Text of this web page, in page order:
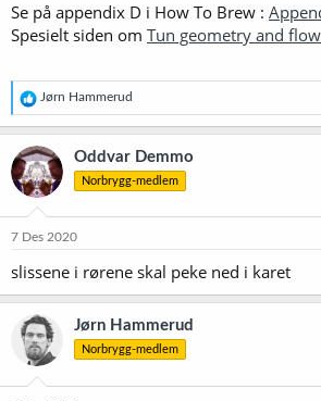
Se på appendix D i How To Brew :
Spesielt siden om Tun geometry and
R
e
a
k
s
j
o
e
:
Jørn Hammerud
Oddvar Demmo
Norbrygg-medlem
7 Des 2020
slissene i rørene skal peke ned i karet
Jørn Hammerud
Norbrygg-medlem